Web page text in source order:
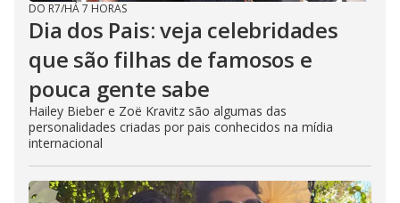
DO R7/HÁ 7 HORAS
Dia dos Pais: veja celebridades
que são filhas de famosos e
pouca gente sabe
Hailey Bieber e Zoë Kravitz são algumas das
personalidades criadas por pais conhecidos na mídia
internacional